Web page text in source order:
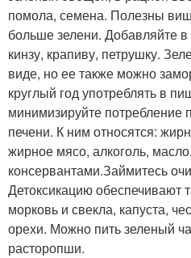
помола, семена. Полезны
больше зелени. Добавляйте
кинзу, крапиву, петрушку.
виде, но ее также можно
круглый год употреблять в
минимизируйте потребление
печени. К ним относятся:
жирное мясо, алкоголь,
консервантами.Займитесь
Детоксикацию обеспечивают
морковь и свекла, капуста,
орехи. Можно пить зеленый
расторопши.